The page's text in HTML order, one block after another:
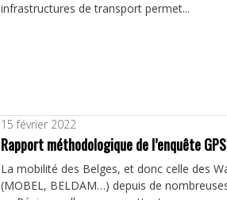
infrastructures de transport permet...
15 février 2022
Rapport méthodologique de l’enquête
La mobilité des Belges, et donc celle des
(MOBEL, BELDAM…) depuis de